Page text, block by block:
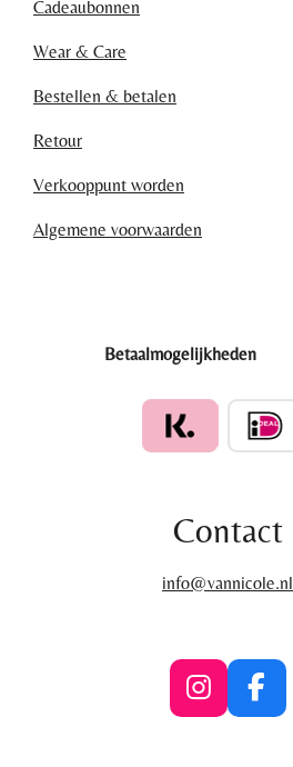
Cadeaubonnen
Wear & Care
Bestellen & betalen
Retour
Verkooppunt worden
Algemene voorwaarden
Betaalmogelijkheden
Contact
info@vannicole.nl
I
n
F
a